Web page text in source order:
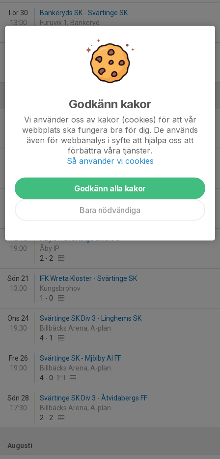
Lör 30
13:00
Bankeryds SK - Svärtinge SK
Furuvik 1, Bankeryd
Svärtinge SK Div 3 - Hjulsbro IK B
Billbäcks Arena, A-plan
Lör 6
12:30
Svärtinge SK - Mariebo IK
Billbäcks Arena, A-plan
1 -0
IFK Wreta Kloster B - Svärtinge SK Div 3
4-2
Sön 14
Nässjö FF - Svärtinge SK
Skogsvallen 1, Nässjö
Tis 16
19:00
Åby IF - Svärtinge SK Div 3
Åby IP
2 - 2
Sön 21
13:00
IFK Wreta Kloster - Svärtinge SK
Kungsbrohov
1 - 0
Ons 24
19:30
Svärtinge SK Div 3 - Linghems SK
Billbäcks Arena, A-plan
4 - 1
Fre 26
19:00
Svärtinge SK - Mjölby AI FF
Billbäcks Arena, A-plan
4 - 0
Sön 28
17:30
Svärtinge SK Div 3 - Åtvidabergs FF
Billbäcks Arena, A-plan
2 - 2
Augusti
Godkänn kakor
Vi använder oss av kakor (cookies) för att vår
webbplats ska fungera bra för dig. De används
även för webbanalys i syfte att hjälpa oss att
förbättra våra tjänster.
Så använder vi cookies
Godkänn alla kakor
Bara nödvändiga